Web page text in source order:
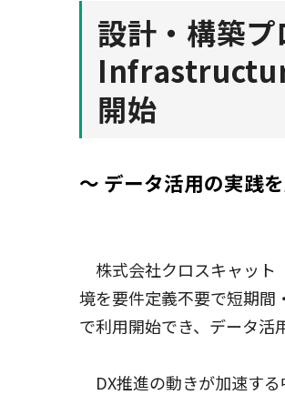
設計・構築
開始
～ データ活用の実践
株式会社クロスキャット
境を要件定義不要で短期間
で利用開始でき、データ活
DX推進の動きが加速す